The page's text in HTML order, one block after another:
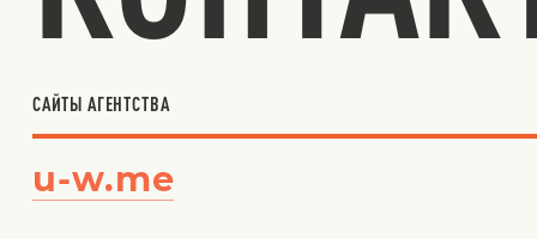
САЙТЫ АГЕНТСТВА
u-w.me